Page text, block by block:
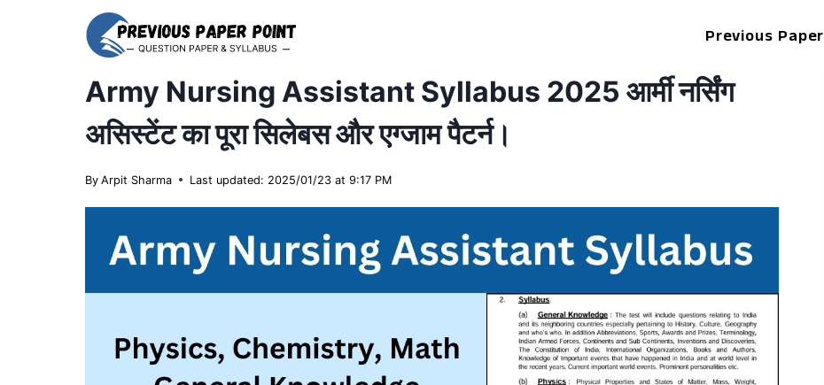
Previous Paper
Army Nursing Assistant Syllabus 2025 आर्मी नर्सिंग
असिस्टेंट का पूरा सिलेबस और एग्जाम पैटर्न।
By Arpit Sharma Last updated: 2025/01/23 at 9:17 PM